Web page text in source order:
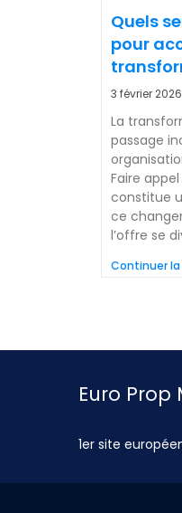
Quels
pour
3 février 2026
La
passage
Faire
constitue
ce
l’offre se
Continuer
Euro Prop
1er site